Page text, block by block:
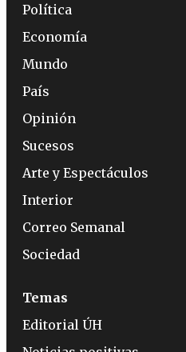
Política
Economía
Mundo
País
Opinión
Sucesos
Arte y Espectáculos
Interior
Correo Semanal
Sociedad
Temas
Editorial ÚH